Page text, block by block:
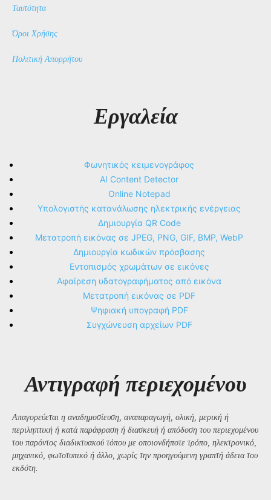
Ταυτότητα
Όροι Χρήσης
Πολιτική Απορρήτου
Εργαλεία
Φωνητικός κειμενογράφος
AI Content Detector
Online Notepad
Υπολογιστής κατανάλωσης ηλεκτρικής ενέργειας
Δημιουργία QR Code
Μετατροπή εικόνας σε JPEG, PNG, GIF, BMP, WebP
Δημιουργία κωδικών πρόσβασης
Εντοπισμός χρωμάτων σε εικόνες
Αφαίρεση υδατογραφήματος από εικόνα
Μετατροπή εικόνας σε PDF
Ψηφιακή υπογραφή PDF
Συγχώνευση αρχείων PDF
Αντιγραφή περιεχομένου
Απαγορεύεται η αναδημοσίευση, αναπαραγωγή, ολική, μερική ή
περιληπτική ή κατά παράφραση ή διασκευή ή απόδοση του περιεχομένου
του παρόντος διαδικτυακού τόπου με οποιονδήποτε τρόπο, ηλεκτρονικό,
μηχανικό, φωτοτυπικό ή άλλο, χωρίς την προηγούμενη γραπτή άδεια του
εκδότη.